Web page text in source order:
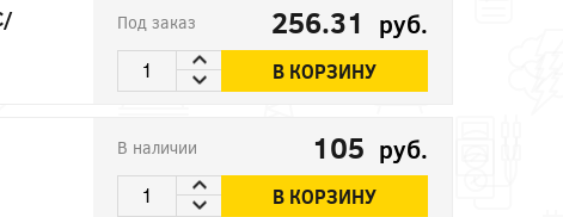
Под заказ 256.31 руб.
В КОРЗИНУ
В наличии 105 руб.
В КОРЗИНУ